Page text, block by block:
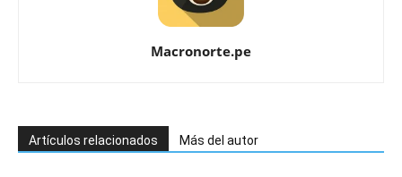
Macronorte.pe
Artículos relacionados Más del autor